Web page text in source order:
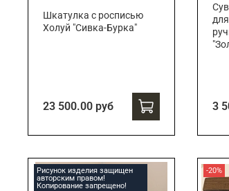
Шкатулка с росписью
Холуй "Сивка-Бурка"
23 500.00 руб 3
Рисунок изделия защищен
авторским правом!
Копирование запрещено!
-20%